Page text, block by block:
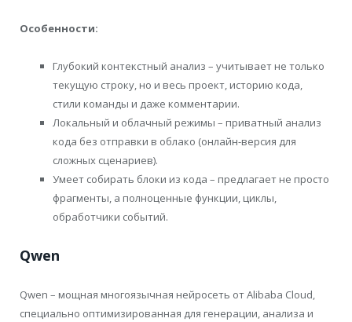
Особенности:
Глубокий контекстный анализ – учитывает не только
текущую строку, но и весь проект, историю кода,
стили команды и даже комментарии.
Локальный и облачный режимы – приватный анализ
кода без отправки в облако (онлайн-версия для
сложных сценариев).
Умеет собирать блоки из кода – предлагает не просто
фрагменты, а полноценные функции, циклы,
обработчики событий.
Qwen
Qwen – мощная многоязычная нейросеть от Alibaba Cloud,
специально оптимизированная для генерации, анализа и